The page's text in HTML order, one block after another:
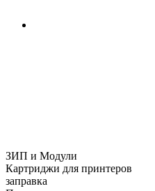
ЗИП и Модули
Картриджи для принтеров
заправка